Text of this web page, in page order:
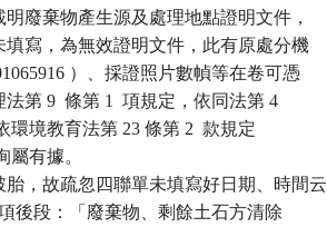
明廢棄物產生源及處理地點證明文件，
填寫，為無效證明文件，此有原處分機
）、採證照片數幀等在卷可憑
第 9  條第 1  項規定，依同法第 4
環境教育法第 23 條第 2  款規定
屬有據。
，故疏忽四聯單未填寫好日期、時間云
項後段：「廢棄物、剩餘土石方清除